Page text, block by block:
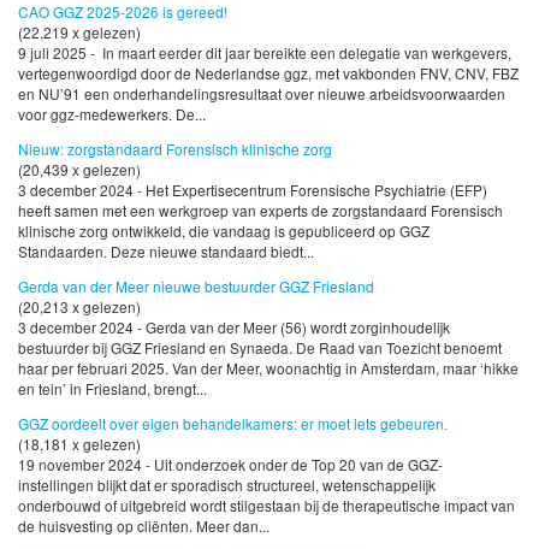
CAO GGZ 2025-2026 is gereed!
(22,219 x gelezen)
9 juli 2025 - In maart eerder dit jaar bereikte een delegatie van werkgevers,
vertegenwoordigd door de Nederlandse ggz, met vakbonden FNV, CNV, FBZ
en NU’91 een onderhandelingsresultaat over nieuwe arbeidsvoorwaarden
voor ggz-medewerkers. De...
Nieuw: zorgstandaard Forensisch klinische zorg
(20,439 x gelezen)
3 december 2024 - Het Expertisecentrum Forensische Psychiatrie (EFP)
heeft samen met een werkgroep van experts de zorgstandaard Forensisch
klinische zorg ontwikkeld, die vandaag is gepubliceerd op GGZ
Standaarden. Deze nieuwe standaard biedt...
Gerda van der Meer nieuwe bestuurder GGZ Friesland
(20,213 x gelezen)
3 december 2024 - Gerda van der Meer (56) wordt zorginhoudelijk
bestuurder bij GGZ Friesland en Synaeda. De Raad van Toezicht benoemt
haar per februari 2025. Van der Meer, woonachtig in Amsterdam, maar ‘hikke
en tein’ in Friesland, brengt...
GGZ oordeelt over eigen behandelkamers: er moet iets gebeuren.
(18,181 x gelezen)
19 november 2024 - Uit onderzoek onder de Top 20 van de GGZ-
instellingen blijkt dat er sporadisch structureel, wetenschappelijk
onderbouwd of uitgebreid wordt stilgestaan bij de therapeutische impact van
de huisvesting op cliënten. Meer dan...